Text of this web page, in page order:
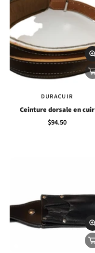
DURACUIR
Ceinture dorsale en cuir
$94.50